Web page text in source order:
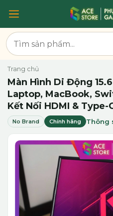
Trang chủ
Màn Hình Di Động
Laptop, MacBook,
Kết Nối HDMI & Type-
No Brand Chính hãng Thông